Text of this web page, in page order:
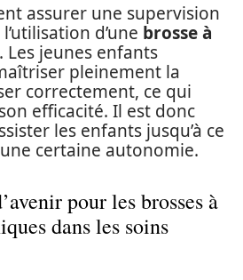
assurer une supervision
d’une brosse à
. Les jeunes enfants
pleinement la
correctement, ce qui
efficacité. Il est donc
les enfants jusqu’à ce
certaine autonomie.
pour les brosses à
dans les soins